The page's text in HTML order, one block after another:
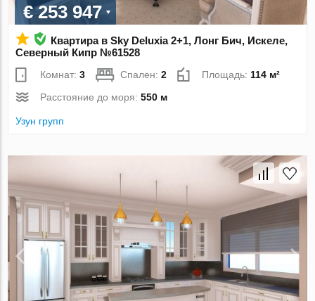
€ 253 947
Квартира в Sky Deluxia 2+1, Лонг Бич, Искеле,
Северный Кипр №61528
Комнат:3 Спален:2 Площадь: 114 м²
Расстояние до моря:550 м
Узун групп